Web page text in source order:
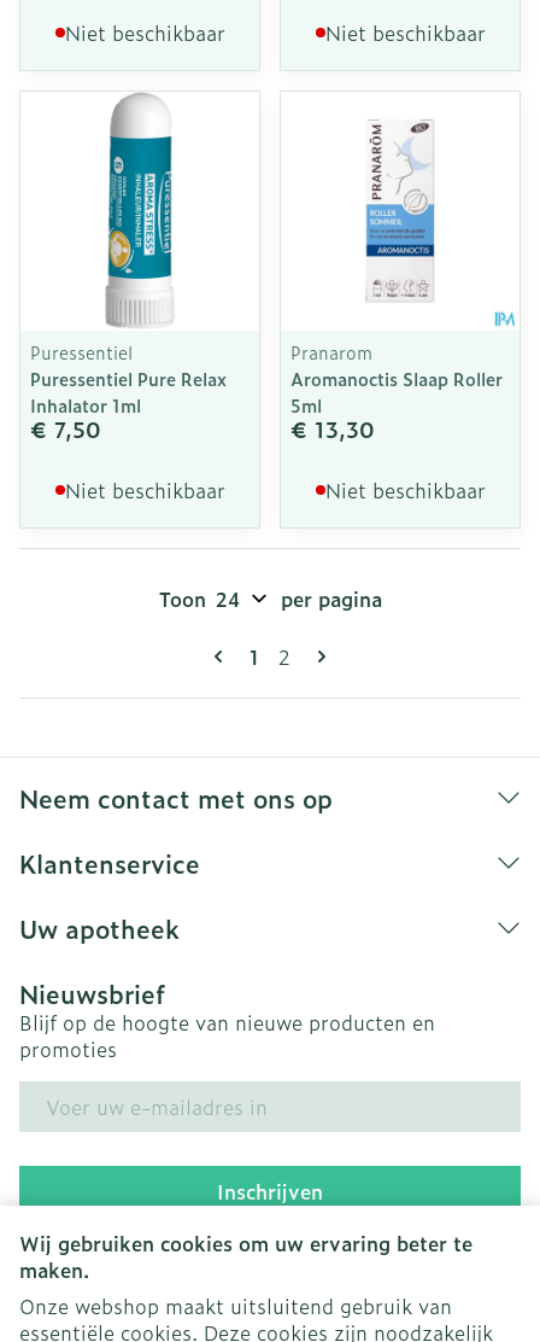
Wij gebruiken cookies om uw ervaring beter te
maken.
Onze webshop maakt uitsluitend gebruik van
essentiële cookies. Deze cookies zijn noodzakelijk
Niet beschikbaar Niet beschikbaar
Puressentiel
Puressentiel Pure Relax
Inhalator 1ml
€ 7,50
Niet beschikbaar
Pranarom
Aromanoctis Slaap Roller
5ml
€ 13,30
Niet beschikbaar
Pagina's
U lees momenteel pagina
1 Pagina
2
Toon per pagina
Neem contact met ons op
Klantenservice
Uw apotheek
Nieuwsbrief
Blijf op de hoogte van nieuwe producten en
promoties
Inschrijven
Door op inschrijven te klikken, schrijft u zich in voor onze
nieuwsbrief en gaat u akkoord met onze